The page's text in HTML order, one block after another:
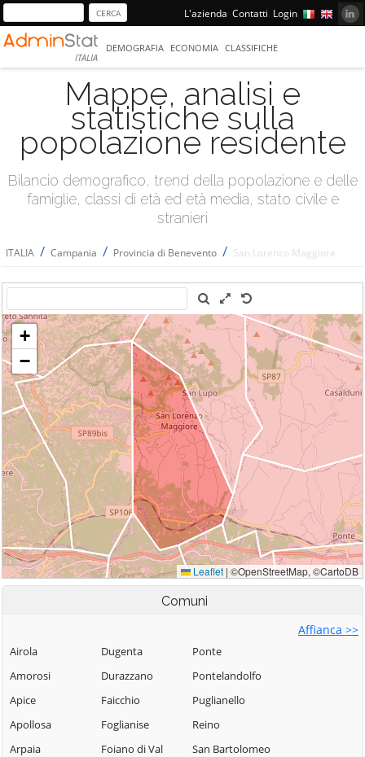
L'azienda Contatti Login
ITALIA
DEMOGRAFIA ECONOMIA CLASSIFICHE
Mappe, analisi e
statistiche sulla
popolazione residente
Bilancio demografico, trend della popolazione e delle
famiglie, classi di età ed età media, stato civile e
stranieri
ITALIA / Campania / Provincia di Benevento / San Lorenzo Maggiore
Comuni
Affianca >>
Airola
Amorosi
Apice
Apollosa
Arpaia
Dugenta
Durazzano
Faicchio
Foglianise
Foiano di Val
Ponte
Pontelandolfo
Puglianello
Reino
San Bartolomeo